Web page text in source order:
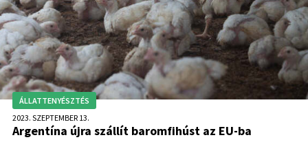
ÁLLATTENYÉSZTÉS
2023. SZEPTEMBER 13.
Argentína újra szállít baromfihúst az EU-ba